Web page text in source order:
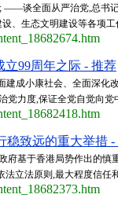
——谈全面从严治党,总书
、生态文明建设等各项
99周年之际 - 推荐
建成小康社会、全面深化
力度,保证全党自觉向
稳致远的重大举措 -
府基于香港局势作出的慎
立法原则,最大程度信